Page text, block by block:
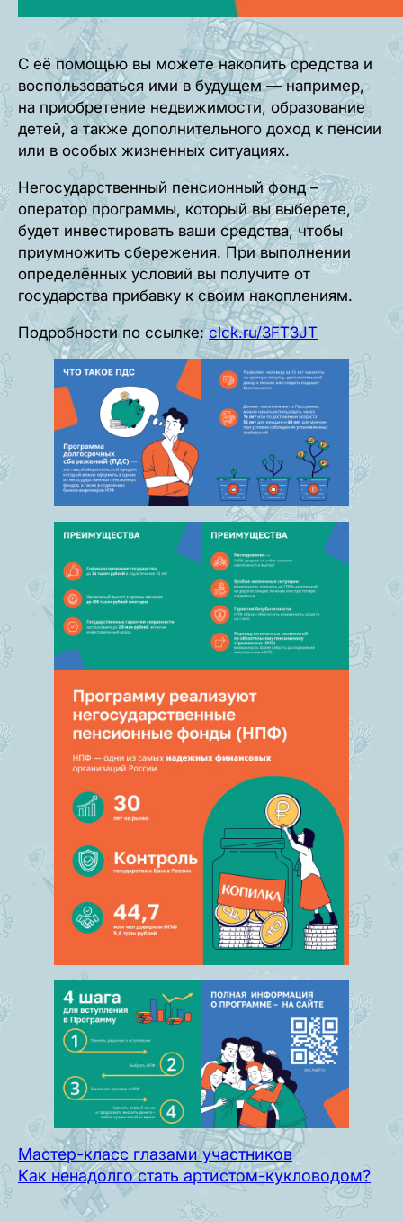
С её помощью вы можете накопить средства и
воспользоваться ими в будущем — например,
на приобретение недвижимости, образование
детей, а также дополнительного доход к пенсии
или в особых жизненных ситуациях.
Негосударственный пенсионный фонд –
оператор программы, который вы выберете,
будет инвестировать ваши средства, чтобы
приумножить сбережения. При выполнении
определённых условий вы получите от
государства прибавку к своим накоплениям.
Подробности по ссылке:clck.ru/3FT3JT
Мастер-класс глазами участников
Как ненадолго стать артистом-кукловодом?